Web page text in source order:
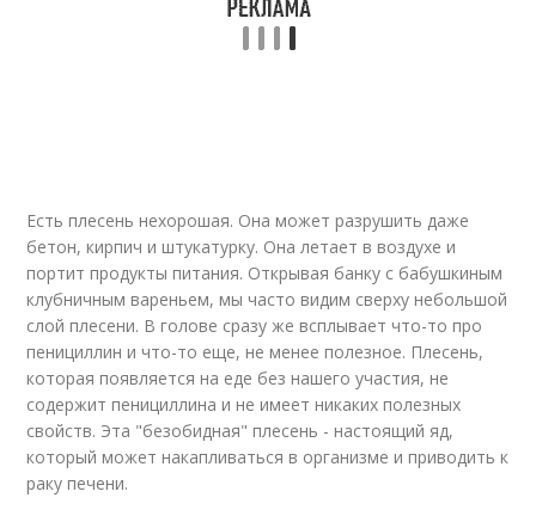
Есть плесень нехорошая. Она может разрушить даже
бетон, кирпич и штукатурку. Она летает в воздухе и
портит продукты питания. Открывая банку с бабушкиным
клубничным вареньем, мы часто видим сверху небольшой
слой плесени. В голове сразу же всплывает что-то про
пенициллин и что-то еще, не менее полезное. Плесень,
которая появляется на еде без нашего участия, не
содержит пенициллина и не имеет никаких полезных
свойств. Эта "безобидная" плесень - настоящий яд,
который может накапливаться в организме и приводить к
раку печени.